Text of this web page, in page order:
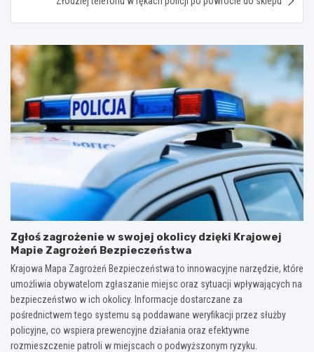
Zgłoś zagrożenie w swojej okolicy dzięki Krajowej
Mapie Zagrożeń Bezpieczeństwa
Krajowa Mapa Zagrożeń Bezpieczeństwa to innowacyjne narzędzie, które
umożliwia obywatelom zgłaszanie miejsc oraz sytuacji wpływających na
bezpieczeństwo w ich okolicy. Informacje dostarczane za
pośrednictwem tego systemu są poddawane weryfikacji przez służby
policyjne, co wspiera prewencyjne działania oraz efektywne
rozmieszczenie patroli w miejscach o podwyższonym ryzyku.